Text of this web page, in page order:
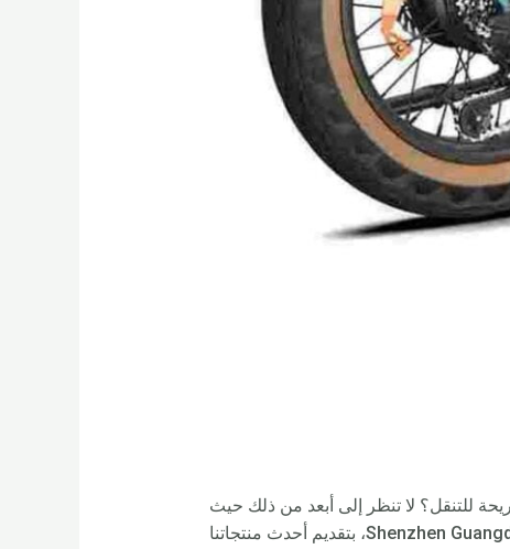
للتنقل؟ لا تنظر إلى أبعد من ذلك حيث
تفخر شركة Rooder المصنعة للسكوتر الكهربائي، وهي شركة مصنعة وموردة مشهورة مقرها في Shenzhen Guangdong China، بتقديم أحدث منتجاتنا